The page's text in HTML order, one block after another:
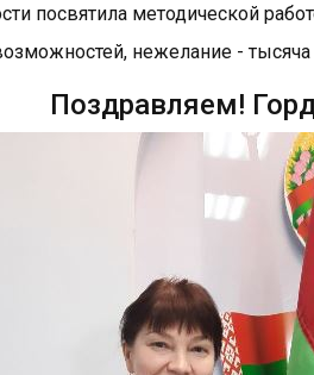
посвятила методической
нежелание - тысяча
Поздравляем!